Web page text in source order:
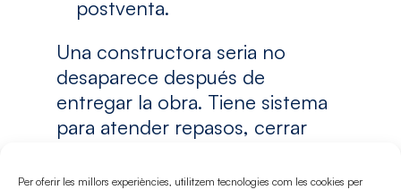
Per oferir les millors experiències, utilitzem tecnologies com les cookies per
postventa.
Una constructora seria no
desaparece después de
entregar la obra. Tiene sistema
para atender repasos, cerrar
ante incidencias.